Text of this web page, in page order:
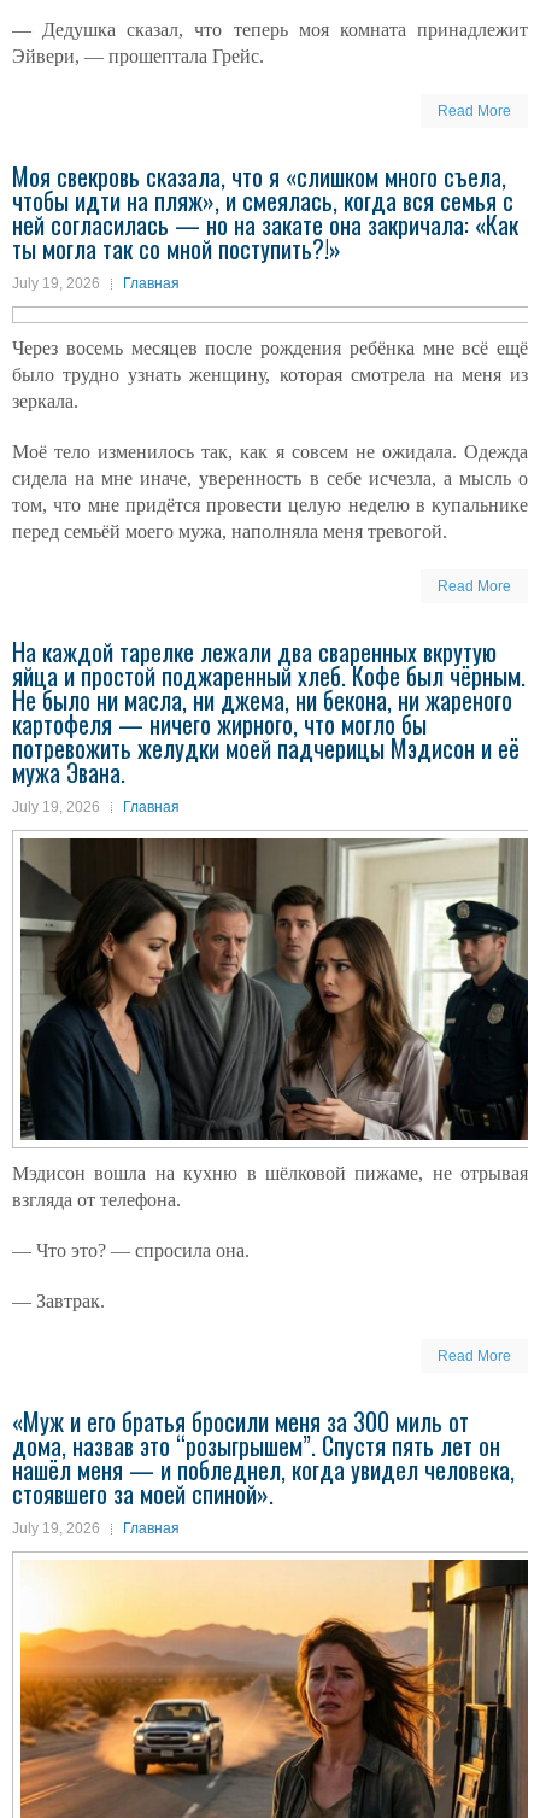
— Дедушка сказал, что теперь моя комната принадлежит
Эйвери, — прошептала Грейс.
Read More
Моя свекровь сказала, что я «слишком много съела,
чтобы идти на пляж», и смеялась, когда вся семья с
ней согласилась — но на закате она закричала: «Как
ты могла так со мной поступить?!»
July 19, 2026 Главная
Через восемь месяцев после рождения ребёнка мне всё ещё
было трудно узнать женщину, которая смотрела на меня из
зеркала.
Моё тело изменилось так, как я совсем не ожидала. Одежда
сидела на мне иначе, уверенность в себе исчезла, а мысль о
том, что мне придётся провести целую неделю в купальнике
перед семьёй моего мужа, наполняла меня тревогой.
Read More
На каждой тарелке лежали два сваренных вкрутую
яйца и простой поджаренный хлеб. Кофе был чёрным.
Не было ни масла, ни джема, ни бекона, ни жареного
картофеля — ничего жирного, что могло бы
потревожить желудки моей падчерицы Мэдисон и её
мужа Эвана.
July 19, 2026 Главная
Мэдисон вошла на кухню в шёлковой пижаме, не отрывая
взгляда от телефона.
— Что это? — спросила она.
— Завтрак.
Read More
«Муж и его братья бросили меня за 300 миль от
дома, назвав это “розыгрышем”. Спустя пять лет он
нашёл меня — и побледнел, когда увидел человека,
стоявшего за моей спиной».
July 19, 2026 Главная